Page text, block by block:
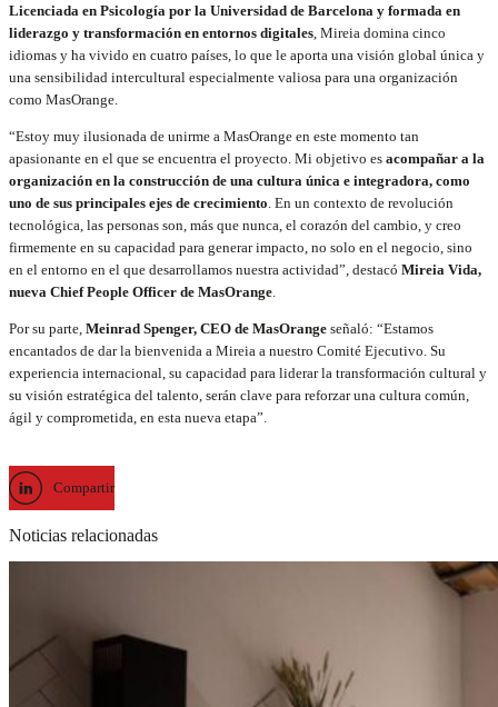
Licenciada en Psicología por la Universidad de Barcelona y formada en
liderazgo y transformación en entornos digitales, Mireia domina cinco
idiomas y ha vivido en cuatro países, lo que le aporta una visión global única y
una sensibilidad intercultural especialmente valiosa para una organización
como MasOrange.
“Estoy muy ilusionada de unirme a MasOrange en este momento tan
apasionante en el que se encuentra el proyecto. Mi objetivo es acompañar a la
organización en la construcción de una cultura única e integradora, como
uno de sus principales ejes de crecimiento. En un contexto de revolución
tecnológica, las personas son, más que nunca, el corazón del cambio, y creo
firmemente en su capacidad para generar impacto, no solo en el negocio, sino
en el entorno en el que desarrollamos nuestra actividad”, destacó Mireia Vida,
nueva Chief People Officer de MasOrange.
Por su parte, Meinrad Spenger, CEO de MasOrange señaló: “Estamos
encantados de dar la bienvenida a Mireia a nuestro Comité Ejecutivo. Su
experiencia internacional, su capacidad para liderar la transformación cultural y
su visión estratégica del talento, serán clave para reforzar una cultura común,
ágil y comprometida, en esta nueva etapa”.
Compartir
Noticias relacionadas